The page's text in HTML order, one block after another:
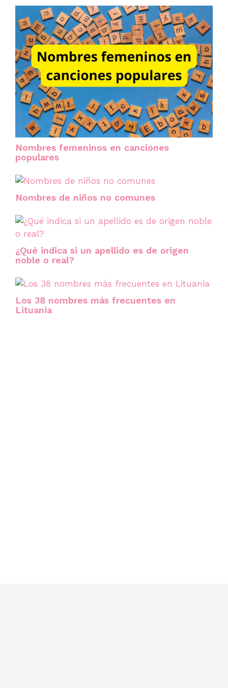
Nombres femeninos en canciones
populares
Nombres de niños no comunes
¿Qué indica si un apellido es de origen
noble o real?
Los 38 nombres más frecuentes en
Lituania